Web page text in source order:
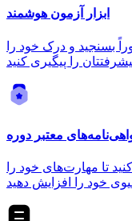
ابزار آزمون هوشمند
بسنجید و درک خود را
معتبر دوره
تا مهارت‌های خود را